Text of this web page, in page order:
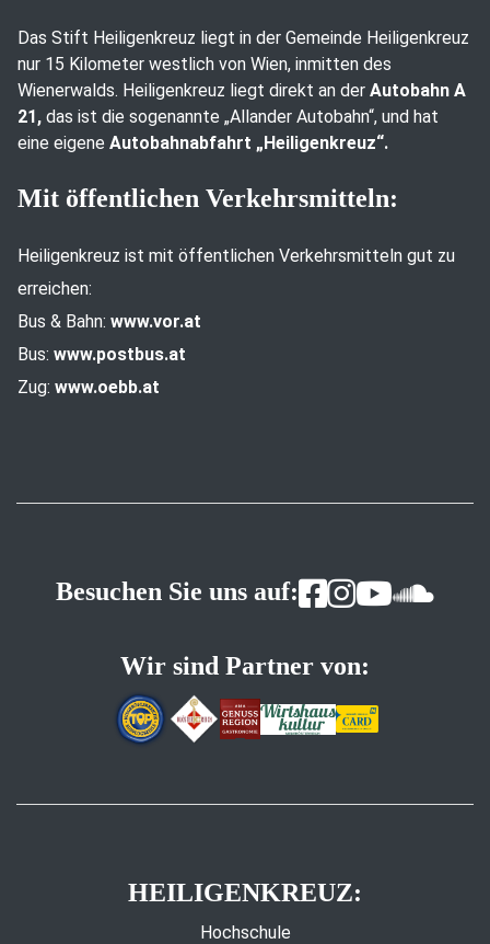
Das Stift Heiligenkreuz liegt in der Gemeinde Heiligenkreuz
nur 15 Kilometer westlich von Wien, inmitten des
Wienerwalds. Heiligenkreuz liegt direkt an der Autobahn A
21, das ist die sogenannte „Allander Autobahn“, und hat
eine eigene Autobahnabfahrt „Heiligenkreuz“.
Mit öffentlichen Verkehrsmitteln:
Heiligenkreuz ist mit öffentlichen Verkehrsmitteln gut zu
erreichen:
Bus & Bahn: www.vor.at
Bus: www.postbus.at
Zug: www.oebb.at
Besuchen Sie uns auf:
Wir sind Partner von:
HEILIGENKREUZ:
Hochschule